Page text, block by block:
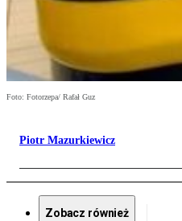
Foto: Fotorzepa/ Rafał Guz
Piotr Mazurkiewicz
Zobacz również